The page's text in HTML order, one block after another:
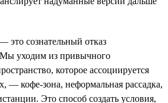
это сознательный отказ
уходим из привычного
которое ассоциируется
— кофе-зона, неформальная рассадка,
Это способ создать условия,